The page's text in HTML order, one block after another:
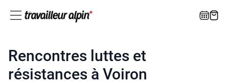
Rencontres luttes et
résistances à Voiron